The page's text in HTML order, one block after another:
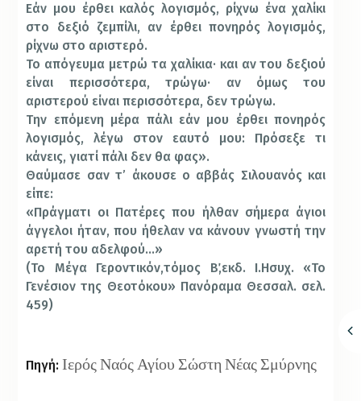
Εάν μου έρθει καλός λογισμός, ρίχνω ένα χαλίκι
στο δεξιό ζεμπίλι, αν έρθει πονηρός λογισμός,
ρίχνω στο αριστερό.
Το απόγευμα μετρώ τα χαλίκια· και αν του δεξιού
είναι περισσότερα, τρώγω· αν όμως του
αριστερού είναι περισσότερα, δεν τρώγω.
Την επόμενη μέρα πάλι εάν μου έρθει πονηρός
λογισμός, λέγω στον εαυτό μου: Πρόσεξε τι
κάνεις, γιατί πάλι δεν θα φας».
Θαύμασε σαν τ’ άκουσε ο αββάς Σιλουανός και
είπε:
«Πράγματι οι Πατέρες που ήλθαν σήμερα άγιοι
άγγελοι ήταν, που ήθελαν να κάνουν γνωστή την
αρετή του αδελφού…»
(Το Μέγα Γεροντικόν,τόμος Β΄,εκδ. Ι.Ησυχ. «Το
Γενέσιον της Θεοτόκου» Πανόραμα Θεσσαλ. σελ.
459)
Πηγή:Ιερός Ναός Αγίου Σώστη Νέας Σμύρνης